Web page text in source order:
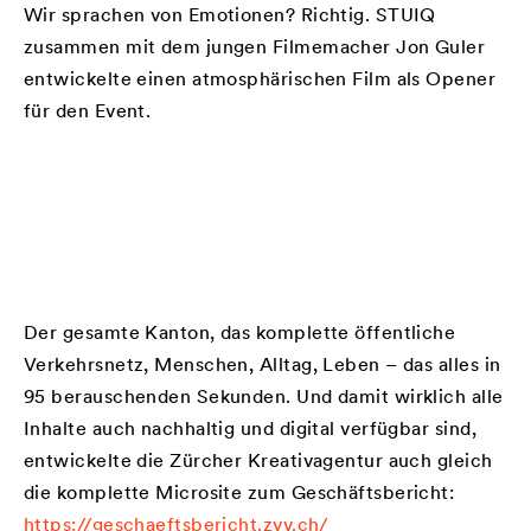
Wir sprachen von Emotionen? Richtig. STUIQ
zusammen mit dem jungen Filmemacher Jon Guler
entwickelte einen atmosphärischen Film als Opener
für den Event.
Der gesamte Kanton, das komplette öffentliche
Verkehrsnetz, Menschen, Alltag, Leben – das alles in
95 berauschenden Sekunden. Und damit wirklich alle
Inhalte auch nachhaltig und digital verfügbar sind,
entwickelte die Zürcher Kreativagentur auch gleich
die komplette Microsite zum Geschäftsbericht:
https://geschaeftsbericht.zvv.ch/